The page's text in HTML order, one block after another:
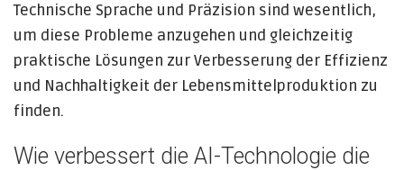
Technische Sprache und Präzision sind wesentlich,
um diese Probleme anzugehen und gleichzeitig
praktische Lösungen zur Verbesserung der Effizienz
und Nachhaltigkeit der Lebensmittelproduktion zu
finden.
Wie verbessert die AI-Technologie die